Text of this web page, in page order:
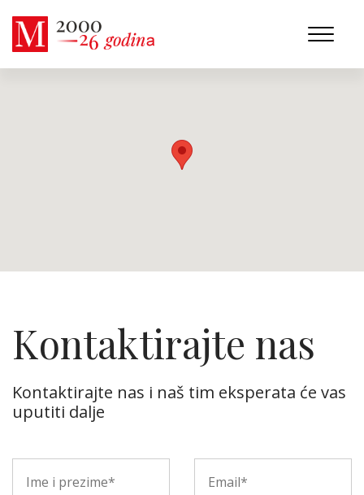
Kontaktirajte nas
Kontaktirajte nas i naš tim eksperata će vas
uputiti dalje